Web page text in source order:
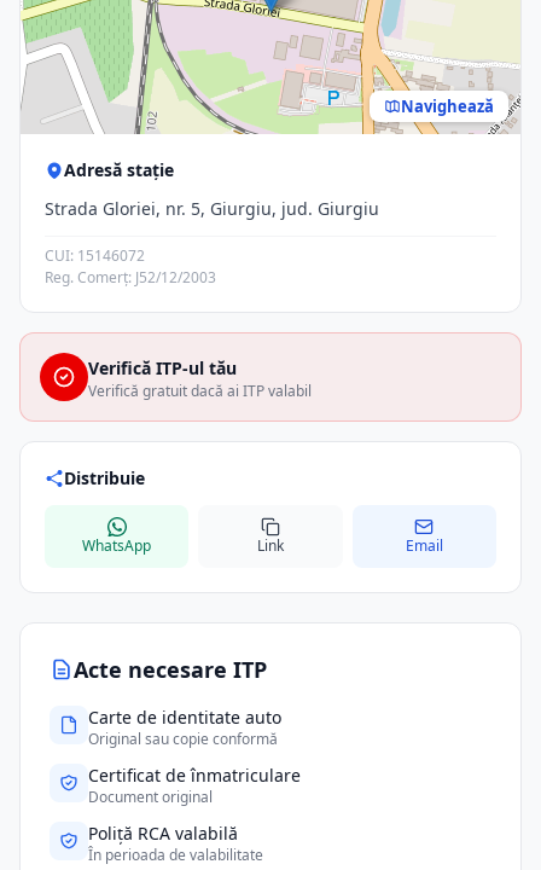
Acte necesare ITP
Carte de identitate auto
Original sau copie conformă
Certificat de înmatriculare
Document original
Poliță RCA valabilă
În perioada de valabilitate
Navighează
Adresă stație
Strada Gloriei, nr. 5, Giurgiu, jud. Giurgiu
CUI: 15146072
Reg. Comerț: J52/12/2003
Verifică ITP-ul tău
Verifică gratuit dacă ai ITP valabil
Distribuie
WhatsApp Link Email